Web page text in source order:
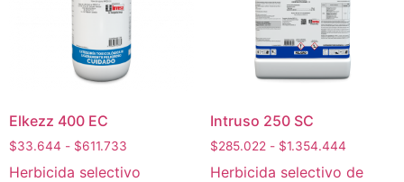
Elkezz 400 EC
$33.644 - $611.733
Herbicida selectivo
Intruso 250 SC
$285.022 - $1.354.444
Herbicida selectivo de